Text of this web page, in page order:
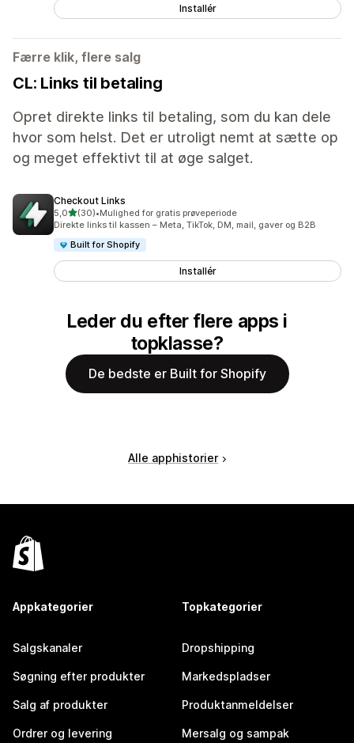
Installér
Færre klik, flere salg
CL: Links til betaling
Opret direkte links til betaling, som du kan dele
hvor som helst. Det er utroligt nemt at sætte op
og meget effektivt til at øge salget.
Checkout Links
5,0ud af 5 stjerner
(30)
30 anmeldelser i alt
•Mulighed for gratis prøveperiode
Direkte links til kassen – Meta, TikTok, DM, mail, gaver og B2B
Built for Shopify
Installér
Leder du efter flere apps i
topklasse?
De bedste er Built for Shopify
Alle apphistorier
Appkategorier
Salgskanaler
Søgning efter produkter
Salg af produkter
Ordrer og levering
Topkategorier
Dropshipping
Markedspladser
Produktanmeldelser
Mersalg og sampak